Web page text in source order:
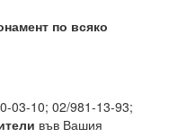
по всяко
03-10; 02/981-13-93;
във Вашия